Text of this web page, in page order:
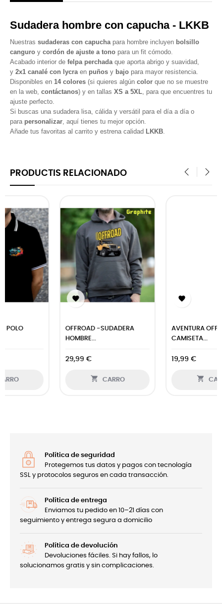
Sudadera hombre con capucha - LKKB
Nuestras sudaderas con capucha para hombre incluyen bolsillo
canguro y cordón de ajuste a tono para un fit cómodo.
Acabado interior de felpa perchada que aporta abrigo y suavidad,
y 2x1 canalé con lycra en puños y bajo para mayor resistencia.
Disponibles en 14 colores (si quieres algún color que no se muestre
en la web, contáctanos) y en tallas XS a 5XL , para que encuentres tu
ajuste perfecto.
Si buscas una sudadera lisa, cálida y versátil para el día a día o
para personalizar , aquí tienes tu mejor opción.
Añade tus favoritas al carrito y estrena calidad LKKB
PRODUCTIS RELACIONADO

AVENTURA OFFROAD -

ATARDECER 4X4 - POLO
Política de seguridad
Protegemos tus datos y pagos con tecnología
SSL y protocolos seguros en cada transacción.
Política de entrega
Enviamos tu pedido en 10–21 días con
seguimiento y entrega segura a domicilio
Política de devolución
Devoluciones fáciles. Si hay fallos, lo
solucionamos gratis y sin complicaciones.